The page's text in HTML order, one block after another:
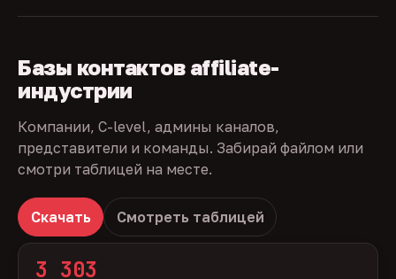
Базы контактов affiliate-
индустрии
Компании, C-level, админы каналов,
представители и команды. Забирай файлом или
смотри таблицей на месте.
Скачать Смотреть таблицей
3 303